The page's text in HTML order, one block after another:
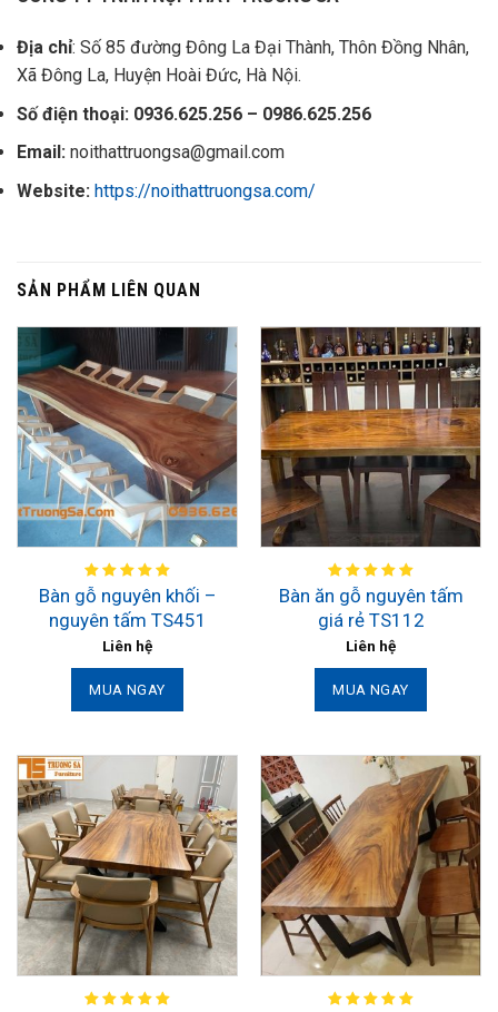
Địa chỉ: Số 85 đường Đông La Đại Thành, Thôn Đồng Nhân,
Xã Đông La, Huyện Hoài Đức, Hà Nội.
Số điện thoại: 0936.625.256 – 0986.625.256
Email: noithattruongsa@gmail.com
Website: https://noithattruongsa.com/
SẢN PHẨM LIÊN QUAN
Bàn gỗ nguyên khối –
nguyên tấm TS451
Liên hệ
MUA NGAY
Bàn ăn gỗ nguyên tấm
giá rẻ TS112
Liên hệ
MUA NGAY